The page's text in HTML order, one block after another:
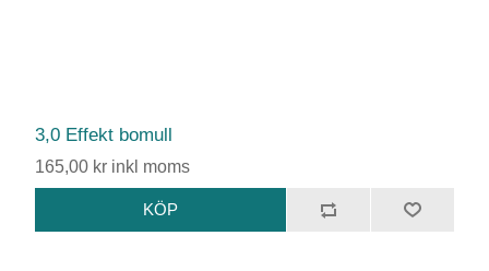
3,0 Effekt bomull
165,00 kr inkl moms